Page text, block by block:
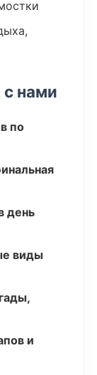
нами
по
день
виды
и